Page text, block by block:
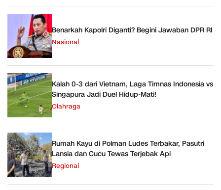
Benarkah Kapolri Diganti? Begini Jawaban DPR RI
Nasional
Kalah 0-3 dari Vietnam, Laga Timnas Indonesia vs
Singapura Jadi Duel Hidup-Mati!
Olahraga
Rumah Kayu di Polman Ludes Terbakar, Pasutri
Lansia dan Cucu Tewas Terjebak Api
Regional